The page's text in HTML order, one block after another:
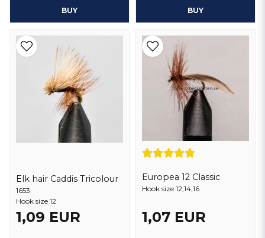
BUY BUY
Elk hair Caddis Tricolour
1653
Hook size 12
1,09 EUR
Europea 12 Classic
Hook size 12,14,16
1,07 EUR